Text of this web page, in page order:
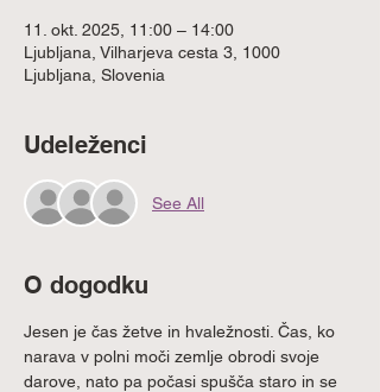
11. okt. 2025, 11:00 – 14:00
Ljubljana, Vilharjeva cesta 3, 1000
Ljubljana, Slovenia
Udeleženci
See All
O dogodku
Jesen je čas žetve in hvaležnosti. Čas, ko
narava v polni moči zemlje obrodi svoje
darove, nato pa počasi spušča staro in se